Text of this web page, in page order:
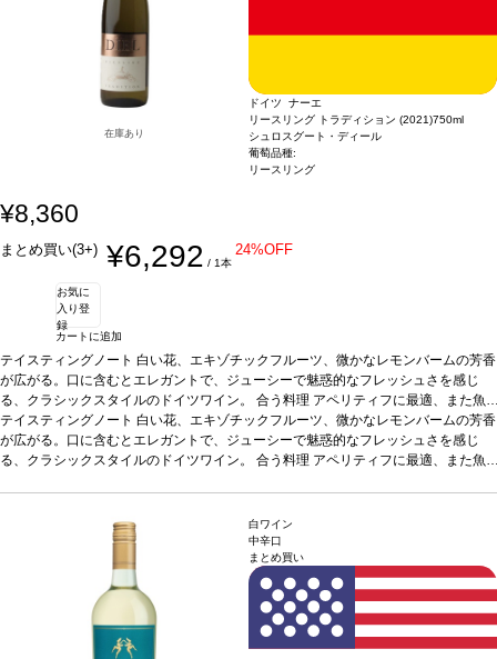
在庫あり
ドイツ ナーエ
リースリング トラディション (2021)750ml
シュロスグート・ディール
葡萄品種:
リースリング
¥8,360
まとめ買い(3+) ¥6,292 / 1本
24%OFF
お気に
入り登
録
カートに追加
テイスティングノート 白い花、エキゾチックフルーツ、微かなレモンバームの芳香
が広がる。口に含むとエレガントで、ジューシーで魅惑的なフレッシュさを感じ
る、クラシックスタイルのドイツワイン。 合う料理 アペリティフに最適、また魚
料理、白身肉、仔牛などと好相性葡萄品種リースリング*本ヴィンテージが在庫切
れの場合、在庫があり価格が同様の場合は自動的に次のヴィンテージに変更されま
す、ご了承ください。
テイスティングノート 白い花、エキゾチックフルーツ、微かなレモンバームの芳香
が広がる。口に含むとエレガントで、ジューシーで魅惑的なフレッシュさを感じ
る、クラシックスタイルのドイツワイン。 合う料理 アペリティフに最適、また魚
す、ご了承ください。
白ワイン
中辛口
まとめ買い